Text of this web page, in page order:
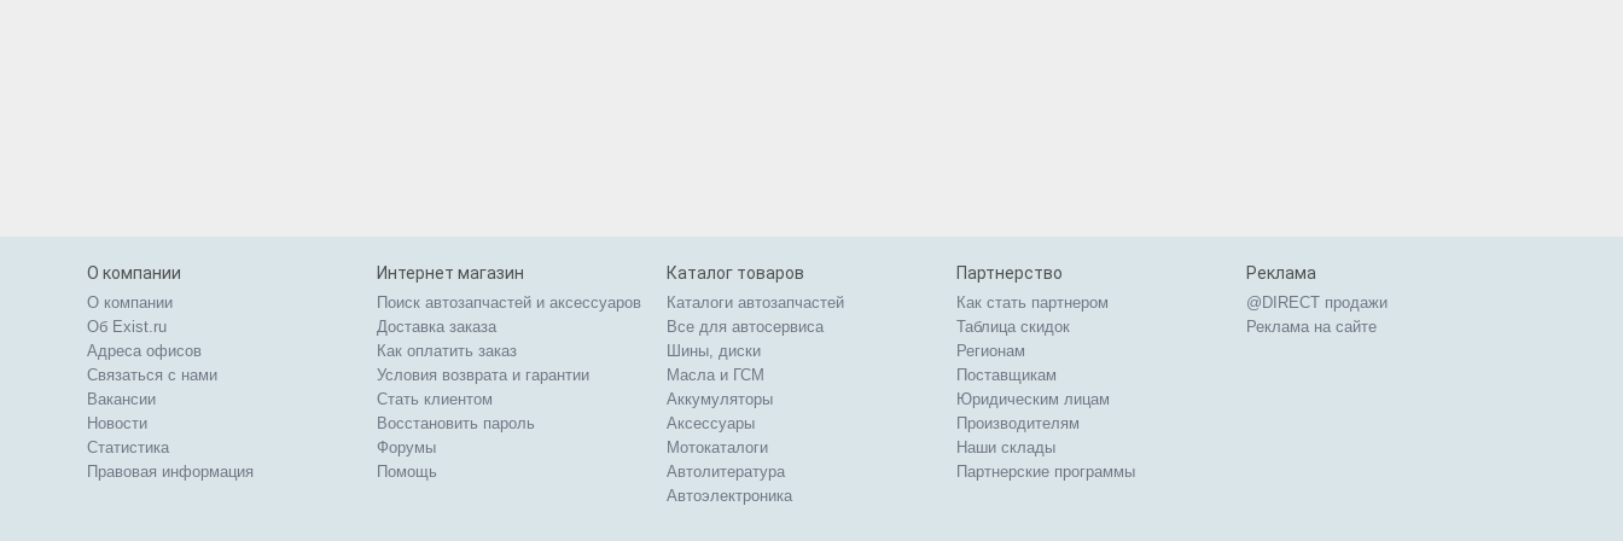
О компании
О компании
Об Exist.ru
Адреса офисов
Связаться с нами
Вакансии
Новости
Статистика
Правовая информация
Интернет магазин
Поиск автозапчастей и аксессуаров
Доставка заказа
Как оплатить заказ
Условия возврата и гарантии
Стать клиентом
Восстановить пароль
Форумы
Помощь
Каталог товаров
Каталоги автозапчастей
Все для автосервиса
Шины, диски
Масла и ГСМ
Аккумуляторы
Аксессуары
Мотокаталоги
Автолитература
Автоэлектроника
Партнерство
Как стать партнером
Таблица скидок
Регионам
Поставщикам
Юридическим лицам
Производителям
Наши склады
Партнерские программы
Реклама
@DIRECT продажи
Реклама на сайте